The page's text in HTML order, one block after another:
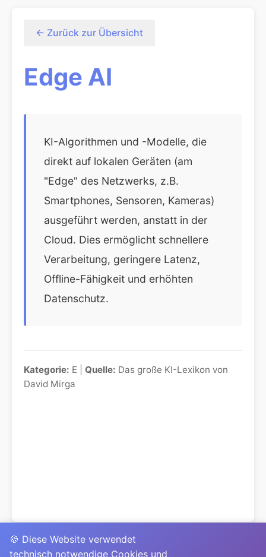
← Zurück zur Übersicht
Edge AI
KI-Algorithmen und -Modelle, die
direkt auf lokalen Geräten (am
"Edge" des Netzwerks, z.B.
Smartphones, Sensoren, Kameras)
ausgeführt werden, anstatt in der
Cloud. Dies ermöglicht schnellere
Verarbeitung, geringere Latenz,
Offline-Fähigkeit und erhöhten
Datenschutz.
Kategorie: E | Quelle: Das große KI-Lexikon von
David Mirga
🍪 Diese Website verwendet
technisch notwendige Cookies und